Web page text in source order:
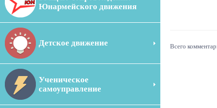
Юнармейского движения
Детское движение
Ученическое
самоуправление
Всего